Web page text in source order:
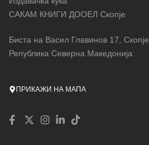
САКАМ КНИГИ ДООЕЛ Скопје
Биста на Васил Главинов 17, Скопје,
Република Северна Македонија
ПРИКАЖИ НА МАПА